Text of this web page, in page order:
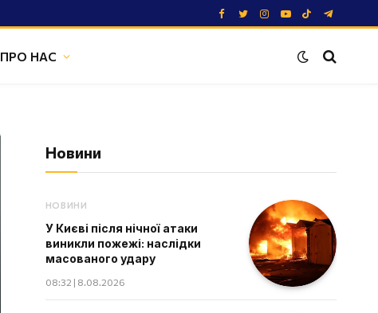
Facebook
TwitterInstagram
YouTube
TikTokTelegram
ПРО НАС
Новини
НОВИНИ
У Києві після нічної атаки
виникли пожежі: наслідки
масованого удару
08:32 | 8.08.2026